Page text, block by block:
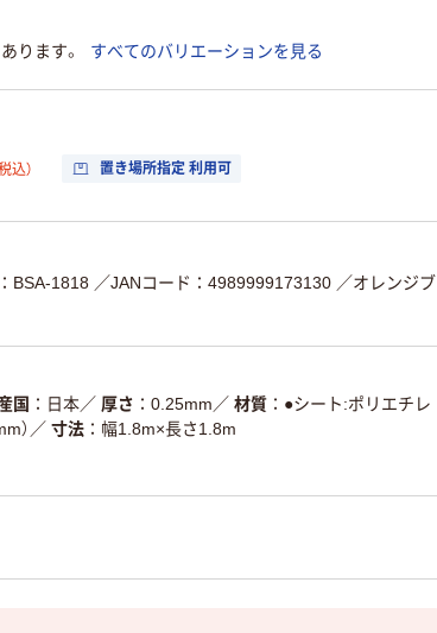
ります。
すべてのバリエーションを見る
税込） 置き場所指定 利用可
BSA-1818 ／JANコード：4989999173130 ／オレンジブ
国 日本／ 厚さ 0.25mm ／ 材質
●シート:ポリエチレ
） ／ 寸法
幅1.8m×長さ1.8m